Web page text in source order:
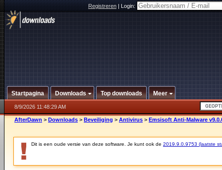
Registreren|Login:
Startpagina Downloads Top downloads Meer
8/9/2026 11:48:29 AM
AfterDawn > Downloads > Beveiliging > Antivirus > Emsisoft Anti-Malware
Dit is een oude versie van deze software. Je kunt ook de 2019.9.0.9753 (laatste